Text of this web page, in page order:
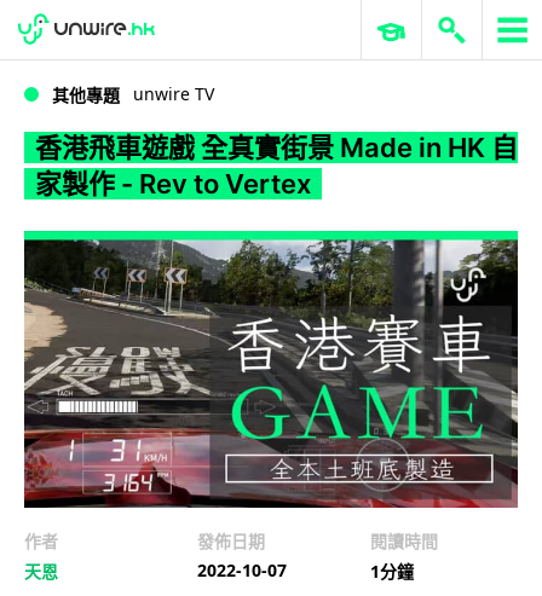
WWDC 2026 ERP 與商業 AI
其他專題 unwire TV
香港飛車遊戲 全真實街景 Made in HK 自
家製作 - Rev to Vertex
作者
天恩
發佈日期
2022-10-07
閱讀時間
1分鐘